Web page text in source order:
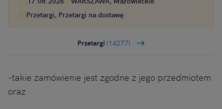
Przetargi, Przetargi na dostawę
Przetargi (14277)
-takie zamówienie jest zgodne z jego przedmiotem
oraz